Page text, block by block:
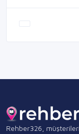
Rehber326,